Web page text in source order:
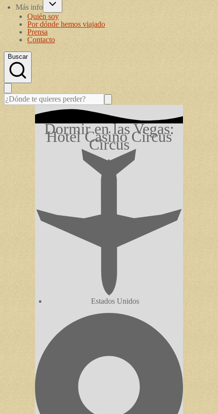
Más info
Quién soy
Por dónde hemos viajado
Prensa
Contacto
Buscar
Dormir en las Vegas:
Hotel Casino Circus
Circus
Estados Unidos